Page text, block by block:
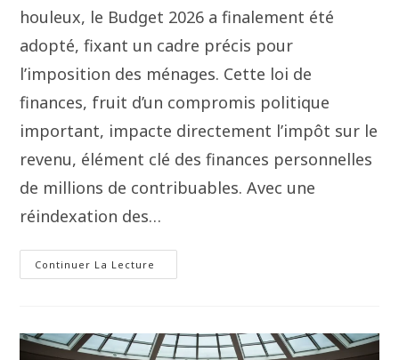
houleux, le Budget 2026 a finalement été
adopté, fixant un cadre précis pour
l’imposition des ménages. Cette loi de
finances, fruit d’un compromis politique
important, impacte directement l’impôt sur le
revenu, élément clé des finances personnelles
de millions de contribuables. Avec une
réindexation des…
Continuer La Lecture